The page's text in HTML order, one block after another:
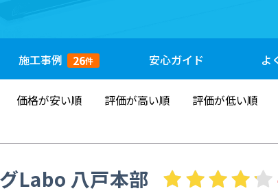
施工事例 26件 安心ガイド よ
価格が安い順 評価が高い順 評価が低い順
Labo 八戸本部